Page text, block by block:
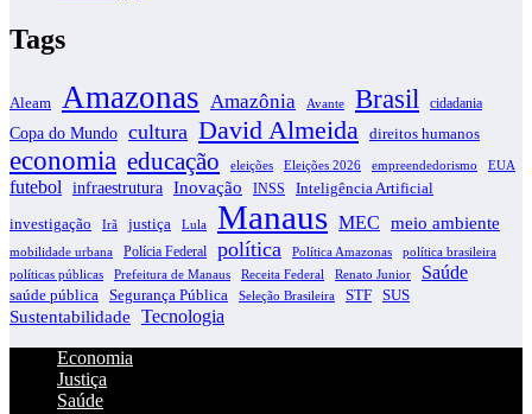
Tags
Aleam Amazonas Amazônia Avante Brasil cidadania
Copa do Mundo cultura David Almeida direitos humanos
economia educação eleições Eleições 2026 empreendedorismo EUA
futebol infraestrutura Inovação INSS Inteligência Artificial
investigação Irã justiça Lula Manaus MEC meio ambiente
mobilidade urbana Polícia Federal política Política Amazonas
política brasileira
políticas públicas
Prefeitura de Manaus Receita Federal Renato Junior Saúde
saúde pública Segurança Pública Seleção Brasileira STF SUS
Sustentabilidade Tecnologia
Economia
Justiça
Saúde